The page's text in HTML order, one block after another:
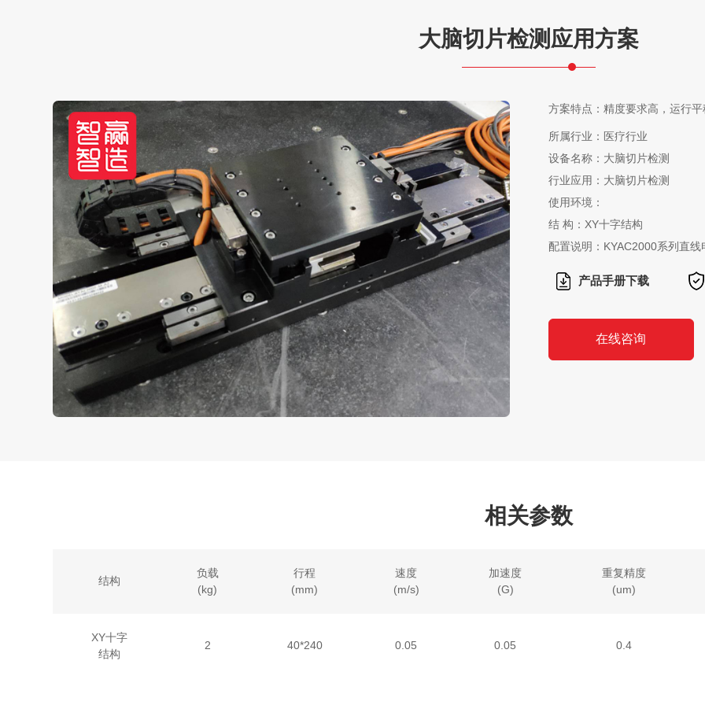
大脑切片检测应用方案
方案特点：精度要求高，运行
所属行业：医疗行业
设备名称：大脑切片检测
行业应用：大脑切片检测
使用环境：
结 构：XY十字结构
配置说明：KYAC2000系列直
产品手册下载
在线咨询
相关参数
结构
负载
(kg)
行程
(mm)
速度
(m/s)
加速度
(G)
重复精度
(um)
XY十字
结构
2 40*240 0.05 0.05 0.4